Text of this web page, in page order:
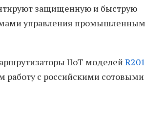
защищенную и быструю
управления
IIoT моделей
с российскими сотовыми